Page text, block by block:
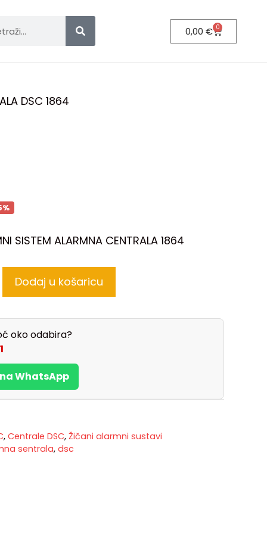
0,00€ 0
DSC 1864
SISTEM ALARMNA CENTRALA 1864
Dodaj u košaricu
oko odabira?
WhatsApp
, Centrale DSC, Žičani alarmni sustavi
sentrala, dsc